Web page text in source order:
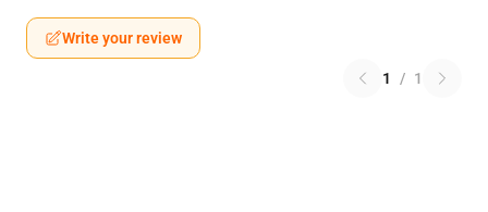
Write your review
1 / 1